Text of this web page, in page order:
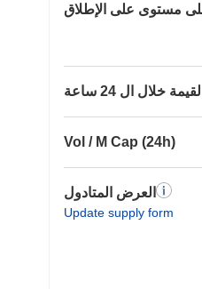
مستوى على الإطلاق
القيمة خلال ال 24 ساعة
Vol / M Cap (24h)
العرض المتادول
Update supply form